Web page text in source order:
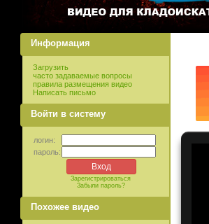
Информация
Загрузить
часто задаваемые вопросы
правила размещения видео
Написать письмо
Войти в систему
логин:
пароль:
Зарегистрироваться
Забыли пароль?
Похожее видео